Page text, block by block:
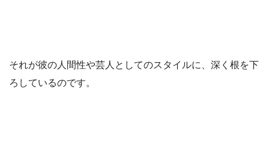
それが彼の人間性や芸人としてのスタイルに、深く根を下
ろしているのです。